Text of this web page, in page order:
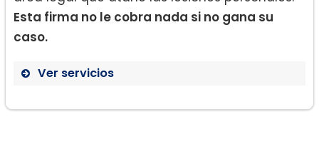
Esta firma no le cobra nada si no gana su
caso.
Ver servicios